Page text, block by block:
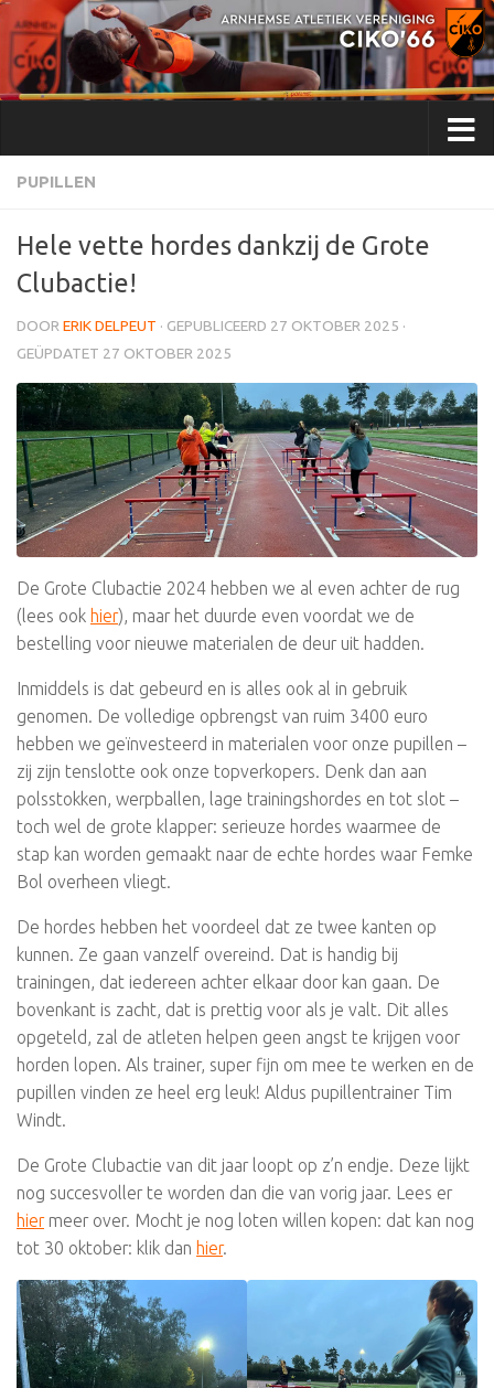
Doorgaan naar inhoud
PUPILLEN
Hele vette hordes dankzij de Grote
Clubactie!
DOOR ERIK DELPEUT · GEPUBLICEERD 27 OKTOBER 2025 ·
GEÜPDATET 27 OKTOBER 2025
De Grote Clubactie 2024 hebben we al even achter de rug
(lees ook hier), maar het duurde even voordat we de
bestelling voor nieuwe materialen de deur uit hadden.
Inmiddels is dat gebeurd en is alles ook al in gebruik
genomen. De volledige opbrengst van ruim 3400 euro
hebben we geïnvesteerd in materialen voor onze pupillen –
zij zijn tenslotte ook onze topverkopers. Denk dan aan
polsstokken, werpballen, lage trainingshordes en tot slot –
toch wel de grote klapper: serieuze hordes waarmee de
stap kan worden gemaakt naar de echte hordes waar Femke
Bol overheen vliegt.
De hordes hebben het voordeel dat ze twee kanten op
kunnen. Ze gaan vanzelf overeind. Dat is handig bij
trainingen, dat iedereen achter elkaar door kan gaan. De
bovenkant is zacht, dat is prettig voor als je valt. Dit alles
opgeteld, zal de atleten helpen geen angst te krijgen voor
horden lopen. Als trainer, super fijn om mee te werken en de
pupillen vinden ze heel erg leuk! Aldus pupillentrainer Tim
Windt.
De Grote Clubactie van dit jaar loopt op z’n endje. Deze lijkt
nog succesvoller te worden dan die van vorig jaar. Lees er
hiermeer over. Mocht je nog loten willen kopen: dat kan nog
tot 30 oktober: klik dan hier.